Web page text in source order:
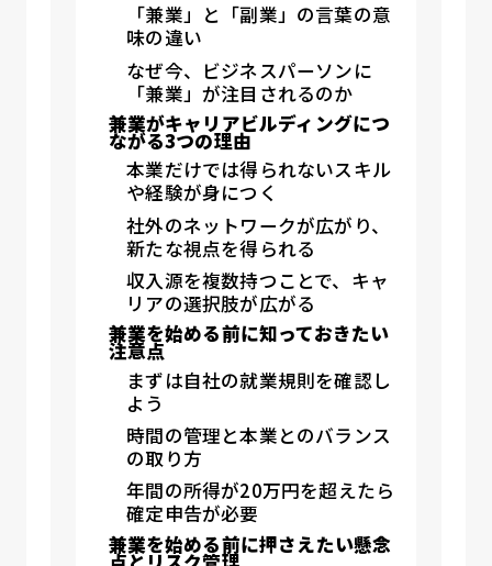
「兼業」と「副業」の言葉の意
味の違い
なぜ今、ビジネスパーソンに
「兼業」が注目されるのか
兼業がキャリアビルディングにつ
ながる3つの理由
本業だけでは得られないスキル
や経験が身につく
社外のネットワークが広がり、
新たな視点を得られる
収入源を複数持つことで、キャ
リアの選択肢が広がる
兼業を始める前に知っておきたい
注意点
まずは自社の就業規則を確認し
よう
時間の管理と本業とのバランス
の取り方
年間の所得が20万円を超えたら
確定申告が必要
兼業を始める前に押さえたい懸念